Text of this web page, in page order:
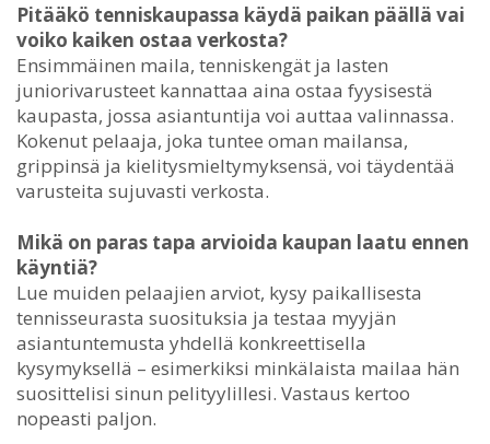
Pitääkö tenniskaupassa käydä paikan päällä vai
voiko kaiken ostaa verkosta?
Ensimmäinen maila, tenniskengät ja lasten
juniorivarusteet kannattaa aina ostaa fyysisestä
kaupasta, jossa asiantuntija voi auttaa valinnassa.
Kokenut pelaaja, joka tuntee oman mailansa,
grippinsä ja kielitysmieltymyksensä, voi täydentää
varusteita sujuvasti verkosta.
Mikä on paras tapa arvioida kaupan laatu ennen
käyntiä?
Lue muiden pelaajien arviot, kysy paikallisesta
tennisseurasta suosituksia ja testaa myyjän
asiantuntemusta yhdellä konkreettisella
kysymyksellä – esimerkiksi minkälaista mailaa hän
suosittelisi sinun pelityylillesi. Vastaus kertoo
nopeasti paljon.